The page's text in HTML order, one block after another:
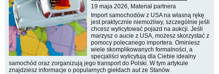
19 maja 2026, Materiał partnera
Import samochodów z USA na własną rękę
jest praktycznie niemożliwy, szczególnie jeśli
chcesz wylicytować pojazd na aukcji. Jeśli
marzysz o aucie z USA, możesz skorzystać z
pomocy polecanego importera. Ominiesz
wiele skomplikowanych formalności, a
specjaliści wylicytują dla Ciebie idealny
samochód oraz zorganizują jego transport do Polski. W tym artykule
znajdziesz informacje o popularnych giełdach aut ze Stanów.